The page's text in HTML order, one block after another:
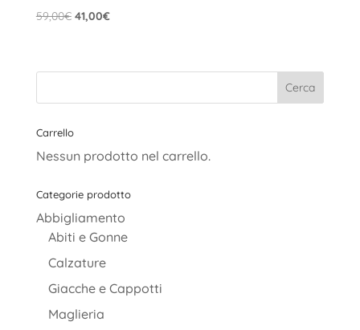
59,00€ Il
era:
41,00€Il
è:
Carrello
Nessun prodotto nel carrello.
Categorie prodotto
Abbigliamento
Abiti e Gonne
Calzature
Giacche e Cappotti
Maglieria